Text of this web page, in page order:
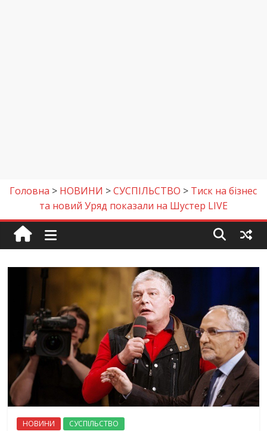
Головна > НОВИНИ >СУСПІЛЬСТВО > Тиск на бізнес
та новий Уряд показали на Шустер LIVE
НОВИНИ СУСПІЛЬСТВО